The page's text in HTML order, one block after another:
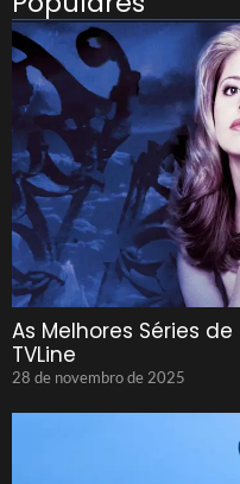
As Melhores Séries
TVLine
28 de novembro de 2025